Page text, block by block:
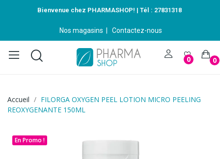
Bienvenue chez PHARMASHOP! | Tél : 27831318
Nos magasins Contactez-nous
0 0
Accueil
FILORGA OXYGEN PEEL LOTION MICRO PEELING
REOXYGENANTE 150ML
En Promo !